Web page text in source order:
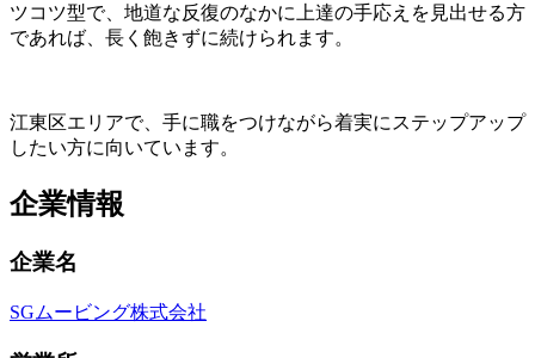
ツコツ型で、地道な反復のなかに上達の手応えを見出せる方
であれば、長く飽きずに続けられます。
江東区エリアで、手に職をつけながら着実にステップアップ
したい方に向いています。
企業情報
企業名
SGムービング株式会社